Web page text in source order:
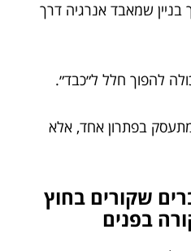
בניין שמאבד אנרגיה דרך
להפוך חלל ל״כבד״.
מתעסק בפתרון אחד, אלא
אקלים: 5 דברים שקורים בחוץ
בפנים